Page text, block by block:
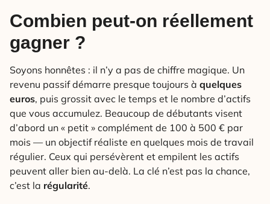
Combien peut-on réellement
gagner ?
Soyons honnêtes : il n’y a pas de chiffre magique. Un
revenu passif démarre presque toujours à quelques
euros, puis grossit avec le temps et le nombre d’actifs
que vous accumulez. Beaucoup de débutants visent
d’abord un « petit » complément de 100 à 500 € par
mois — un objectif réaliste en quelques mois de travail
régulier. Ceux qui persévèrent et empilent les actifs
peuvent aller bien au-delà. La clé n’est pas la chance,
c’est la régularité.